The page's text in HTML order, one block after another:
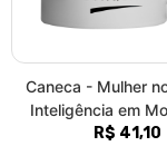
Caneca - Mulher
Inteligência em
R$ 41,10